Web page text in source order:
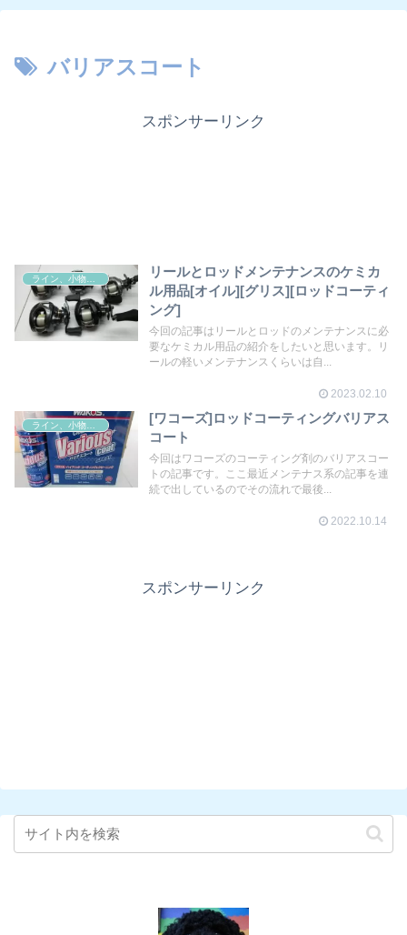
バリアスコート
スポンサーリンク
ライン、小物その他
リールとロッドメンテナンスのケミカ
ル用品[オイル][グリス][ロッドコーティ
ング]
今回の記事はリールとロッドのメンテナンスに必
要なケミカル用品の紹介をしたいと思います。リ
ールの軽いメンテナンスくらいは自...
2023.02.10
[ワコーズ]ロッドコーティングバリアス
コート
今回はワコーズのコーティング剤のバリアスコー
トの記事です。ここ最近メンテナス系の記事を連
続で出しているのでその流れで最後...
2022.10.14
スポンサーリンク